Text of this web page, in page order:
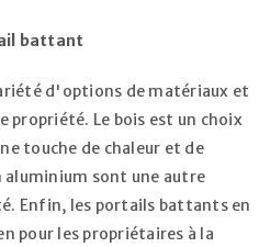
battant
d'options de matériaux et
Le bois est un choix
touche de chaleur et de
sont une autre
Enfin, les portails battants en
pour les propriétaires à la